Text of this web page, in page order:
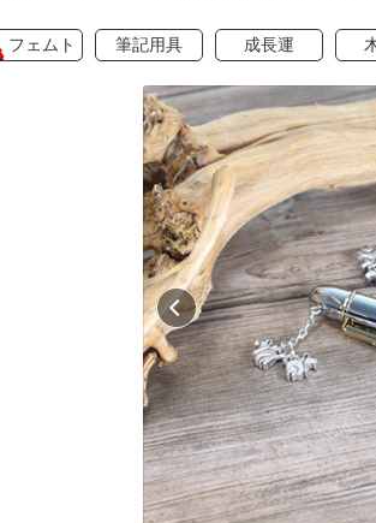
フェムト 筆記用具 成長運